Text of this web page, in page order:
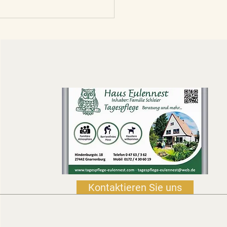
Kontaktieren Sie uns